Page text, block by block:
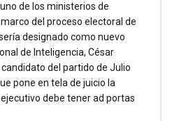
de los ministerios de
del proceso electoral de
designado como nuevo
de Inteligencia, César
del partido de Julio
pone en tela de juicio la
debe tener ad portas